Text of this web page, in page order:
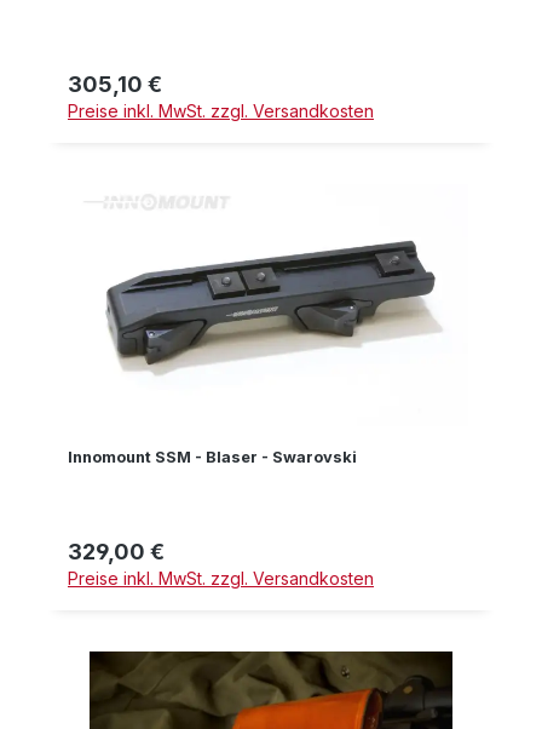
Regulärer Preis:
305,10 €
Preise inkl. MwSt. zzgl. Versandkosten
Innomount SSM - Blaser - Swarovski
Regulärer Preis:
329,00 €
Preise inkl. MwSt. zzgl. Versandkosten